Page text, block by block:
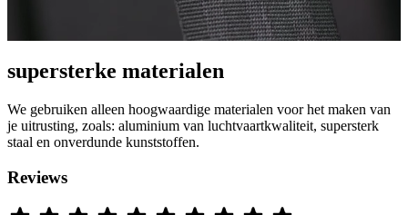
supersterke materialen
We gebruiken alleen hoogwaardige materialen voor het maken van
je uitrusting, zoals: aluminium van luchtvaartkwaliteit, supersterk
staal en onverdunde kunststoffen.
Reviews